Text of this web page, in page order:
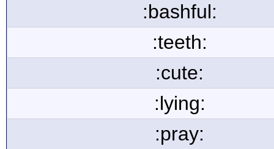
:bashful:
:teeth:
:cute:
:lying:
:pray: